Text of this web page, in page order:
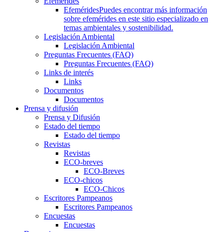
EfeméridesPuedes encontrar más información
sobre efemérides en este sitio especializado en
temas ambientales y sostenibilidad.
Legislación Ambiental
Legislación Ambiental
Preguntas Frecuentes (FAQ)
Preguntas Frecuentes (FAQ)
Links de interés
Links
Documentos
Documentos
Prensa y difusión
Prensa y Difusión
Estado del tiempo
Estado del tiempo
Revistas
Revistas
ECO-breves
ECO-Breves
ECO-chicos
ECO-Chicos
Escritores Pampeanos
Escritores Pampeanos
Encuestas
Encuestas